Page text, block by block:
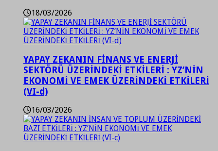
18/03/2026
YAPAY ZEKANIN FİNANS VE ENERJİ
SEKTÖRÜ ÜZERİNDEKİ ETKİLERİ : YZ’NİN
EKONOMİ VE EMEK ÜZERİNDEKİ ETKİLERİ
(VI-d)
16/03/2026